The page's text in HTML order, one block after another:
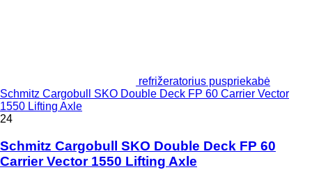
refrižeratorius puspriekabė
Schmitz Cargobull SKO Double Deck FP 60 Carrier Vector
1550 Lifting Axle
24
Schmitz Cargobull SKO Double Deck FP 60
Carrier Vector 1550 Lifting Axle